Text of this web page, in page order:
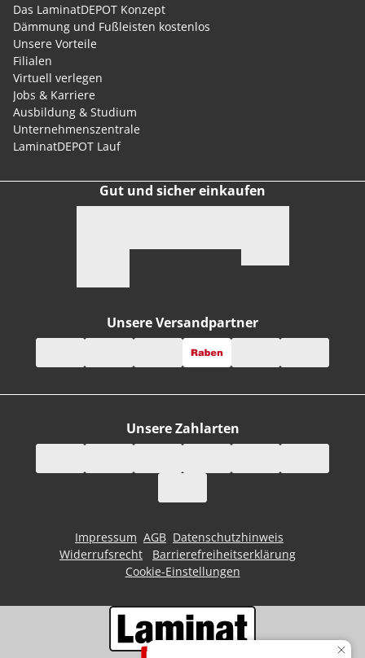
Das LaminatDEPOT Konzept
Dämmung und Fußleisten kostenlos
Unsere Vorteile
Filialen
Virtuell verlegen
Jobs & Karriere
Ausbildung & Studium
Unternehmenszentrale
LaminatDEPOT Lauf
Gut und sicher einkaufen
Unsere Zahlarten
Unsere Versandpartner
Impressum AGB Datenschutzhinweis
Widerrufsrecht
Barrierefreiheitserklärung
Cookie-Einstellungen